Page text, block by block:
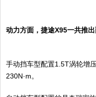
动力方面，捷途X95一共推
手动挡车型配置1.5T涡轮增
230N·m。